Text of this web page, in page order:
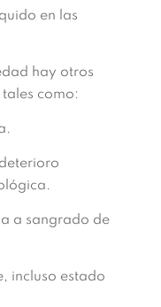
en las
hay otros
como:
a sangrado de
incluso estado